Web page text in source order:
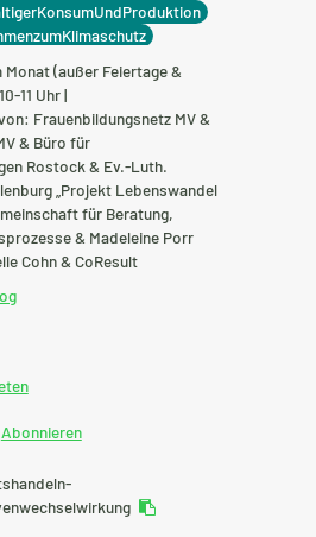
#SDG: 9_Infrastruktur
(außer Feiertage &
11 Uhr |
Frauenbildungsnetz MV &
& Büro für
Rostock & Ev.-Luth.
„Projekt Lebenswandel
für Beratung,
& Madeleine Porr
Cohn & CoResult
Abonnieren